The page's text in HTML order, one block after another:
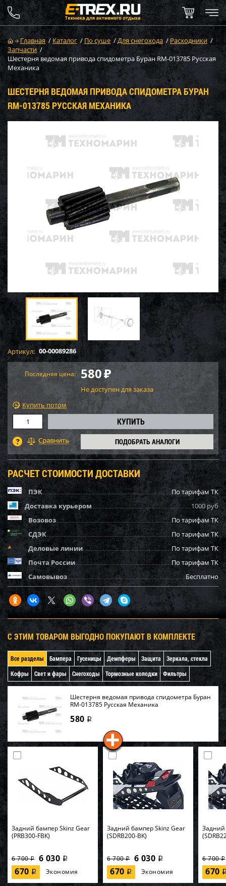
Главная / Каталог / По суше /Для снегохода /Расходники /
Запчасти /
Шестерня ведомая привода спидометра Буран RM-013785 Русская
Механика
ШЕСТЕРНЯ ВЕДОМАЯ ПРИВОДА СПИДОМЕТРА БУРАН
RM-013785 РУССКАЯ МЕХАНИКА
Артикул: 00-00089286
Последняя цена: 580₽
Не доступен для заказа
Купить потом
ПОДОБРАТЬ АНАЛОГИ
РАСЧЕТ СТОИМОСТИ ДОСТАВКИ
ПЭК
По тарифам ТК
Доставка курьером
1000 руб
Возовоз
По тарифам ТК
СДЭК
По тарифам ТК
Деловые линии
По тарифам ТК
Почта России
По тарифам ТК
Самовывоз
Бесплатно
С ЭТИМ ТОВАРОМ ВЫГОДНО ПОКУПАЮТ В КОМПЛЕКТЕ
Все разделы Бампера Гусеницы Демпферы Защита
Зеркала, стекла
Кофры
Свет и фары Снегоходы Тормозные колодки Фильтры
Шестерня ведомая привода спидометра Буран
RM-013785 Русская Механика
580 i
Задний бампер Skinz Gear
(PRB300-FBK)
6 700i 6 030 i
670 i Экономия
Задний бампер Skinz Gear
(SDRB200-BK)
6 700i 6 030 i
670 i Экономия
Задний
6 700i
670